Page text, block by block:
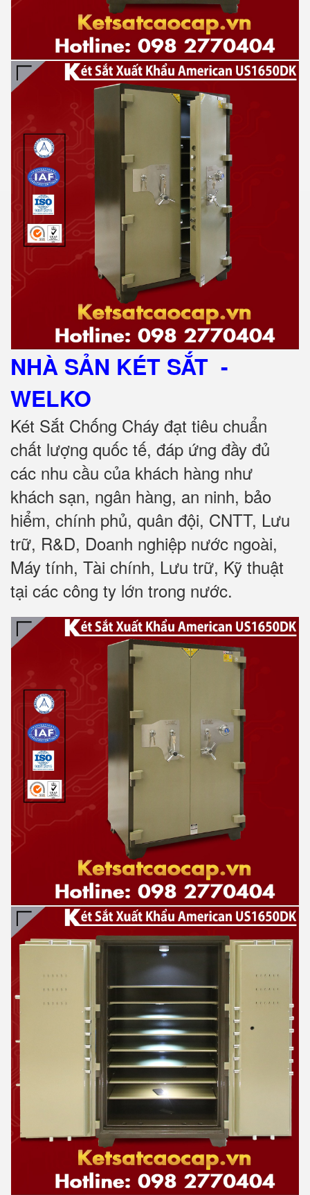
NHÀ SẢN KÉT SẮT -
WELKO
Két Sắt Chống Cháy đạt tiêu chuẩn
chất lượng quốc tế, đáp ứng đầy đủ
các nhu cầu của khách hàng như
khách sạn, ngân hàng, an ninh, bảo
hiểm, chính phủ, quân đội, CNTT, Lưu
trữ, R&D, Doanh nghiệp nước ngoài,
Máy tính, Tài chính, Lưu trữ, Kỹ thuật
tại các công ty lớn trong nước.